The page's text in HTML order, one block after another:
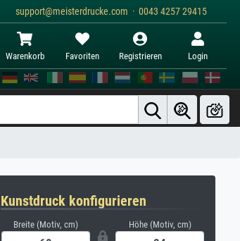
support@meisterdrucke.com · 0043 4257 29415
Warenkorb Favoriten Registrieren Login
Kunstdruck konfigurieren
Breite (Motiv, cm) Höhe (Motiv, cm)